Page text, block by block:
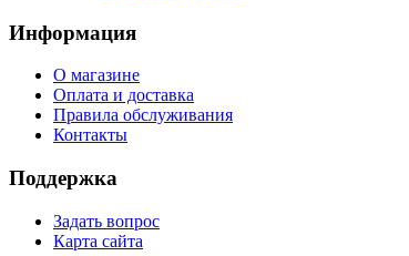
Информация
О магазине
Оплата и доставка
Правила обслуживания
Контакты
Поддержка
Задать вопрос
Карта сайта